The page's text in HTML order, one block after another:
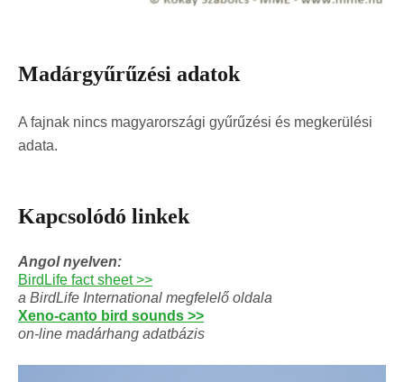
Madárgyűrűzési adatok
A fajnak nincs magyarországi gyűrűzési és megkerülési
adata.
Kapcsolódó linkek
Angol nyelven:
BirdLife fact sheet >>
a BirdLife International megfelelő oldala
Xeno-canto bird sounds >>
on-line madárhang adatbázis